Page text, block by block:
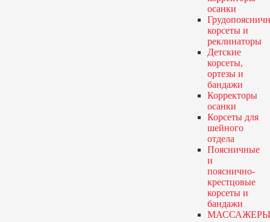
осанки
корсеты и
реклинаторы
Детские
корсеты,
ортезы и
бандажи
Корректоры
осанки
Корсеты для
шейного
отдела
Поясничные
и
пояснично-
крестцовые
корсеты и
бандажи